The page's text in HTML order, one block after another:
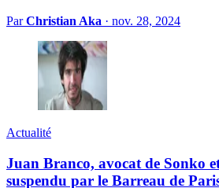
ParChristian Aka · nov. 28, 2024
Actualité
Juan Branco, avocat de Sonko
suspendu par le Barreau de